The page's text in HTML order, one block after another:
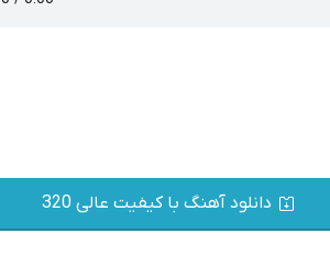
دانلود آهنگ با کیفیت عالی 320